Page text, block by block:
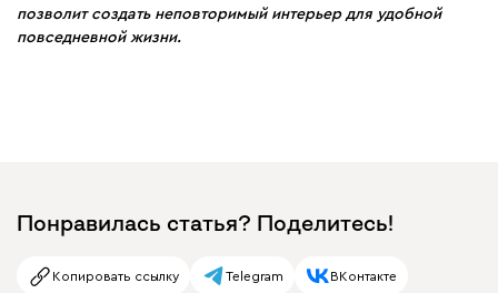
позволит создать неповторимый интерьер для удобной
повседневной жизни.
Понравилась статья? Поделитесь!
Копировать ссылку Telegram ВКонтакте